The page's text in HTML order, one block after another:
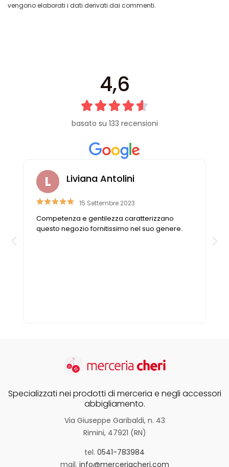
vengono elaborati i dati derivati dai commenti.
4,6
basato su 133 recensioni
Liviana Antolini
15 Settembre 2023
e gentilezza caratterizzano
negozio fornitissimo nel suo genere.
Specializzati nei prodotti di merceria e negli accessori
abbigliamento.
Via Giuseppe Garibaldi, n. 43
Rimini, 47921 (RN)
tel. 0541-783984
mail. info@merceriacheri.com